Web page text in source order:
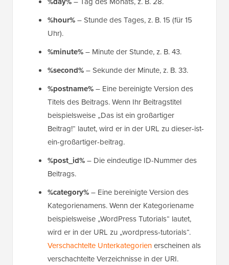
%hour%– Stunde des Tages, z. B. 15 (für 15
Uhr).
%minute%– Minute der Stunde, z. B. 43.
%second%– Sekunde der Minute, z. B. 33.
%postname%– Eine bereinigte Version des
Titels des Beitrags. Wenn Ihr Beitragstitel
beispielsweise „Das ist ein großartiger
Beitrag!“ lautet, wird er in der URL zu dieser-ist-
ein-großartiger-beitrag.
%post_id%– Die eindeutige ID-Nummer des
Beitrags.
%category%– Eine bereinigte Version des
Kategorienamens. Wenn der Kategoriename
beispielsweise „WordPress Tutorials“ lautet,
wird er in der URL zu „wordpress-tutorials“.
Verschachtelte Unterkategorienerscheinen als
verschachtelte Verzeichnisse in der URI.